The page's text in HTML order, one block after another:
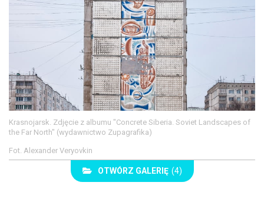
Krasnojarsk. Zdjęcie z albumu "Concrete Siberia. Soviet Landscapes of
the Far North" (wydawnictwo Zupagrafika)
Fot. Alexander Veryovkin
OTWÓRZ GALERIĘ (4)